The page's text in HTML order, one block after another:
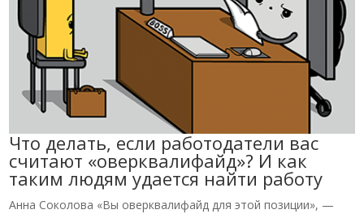
Что делать, если работодатели вас
считают «оверквалифайд»? И как
таким людям удается найти работу
Анна Соколова «Вы оверквалифайд для этой позиции», —